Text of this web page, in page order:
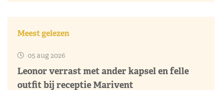
Meest gelezen
05 aug 2026
Leonor verrast met ander kapsel en felle
outfit bij receptie Marivent